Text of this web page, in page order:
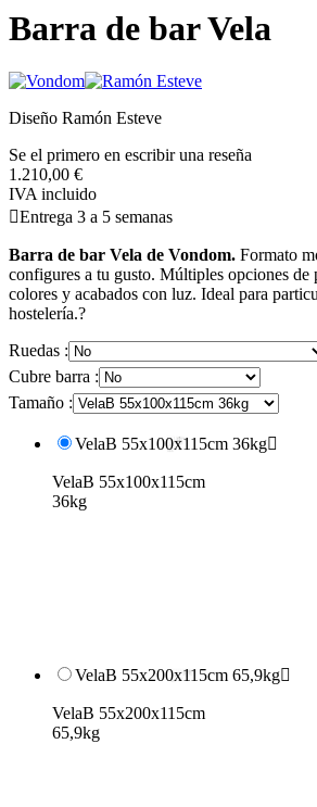
Barra de bar Vela
Diseño Ramón Esteve
Se el primero en escribir una reseña
1.210,00 €
IVA incluido
Entrega 3 a 5 semanas
Barra de bar Vela de Vondom. Formato
configures a tu gusto. Múltiples opciones de
colores y acabados con luz. Ideal para
hostelería.?
Ruedas :
Cubre barra :
Tamaño :
VelaB 55x100x115cm 36kg
VelaB 55x100x115cm
36kg
VelaB 55x200x115cm 65,9kg
VelaB 55x200x115cm
65,9kg